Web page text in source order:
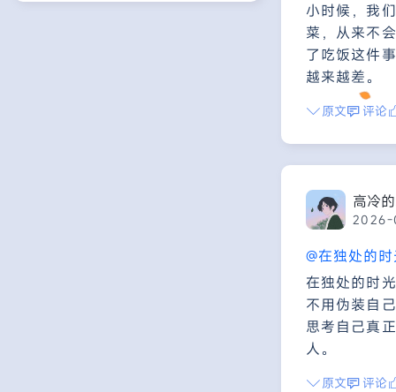
小时候，我
菜，从来不
了吃饭这件
越来越差。
原文 评论
高冷
@在独处的
在独处的时
不用伪装自
思考自己真
人。
原文 评论